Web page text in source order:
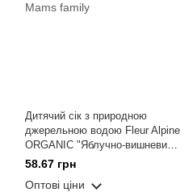
Дитячий сік з природною
джерельною водою Fleur Alpine
ORGANIC "Яблучно-вишневий "
200 мл
58.67 грн
Оптові ціни